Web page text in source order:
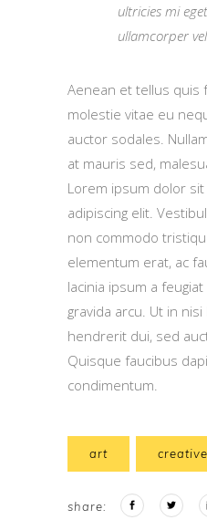
ultricies mi
ullamcorper
Aenean et tellus quis
molestie vitae eu
auctor sodales.
at mauris sed,
Lorem ipsum dolor
adipiscing elit.
non commodo
elementum erat, ac
lacinia ipsum a
gravida arcu. Ut in
hendrerit dui, sed
Quisque faucibus
condimentum.
art creative
share: